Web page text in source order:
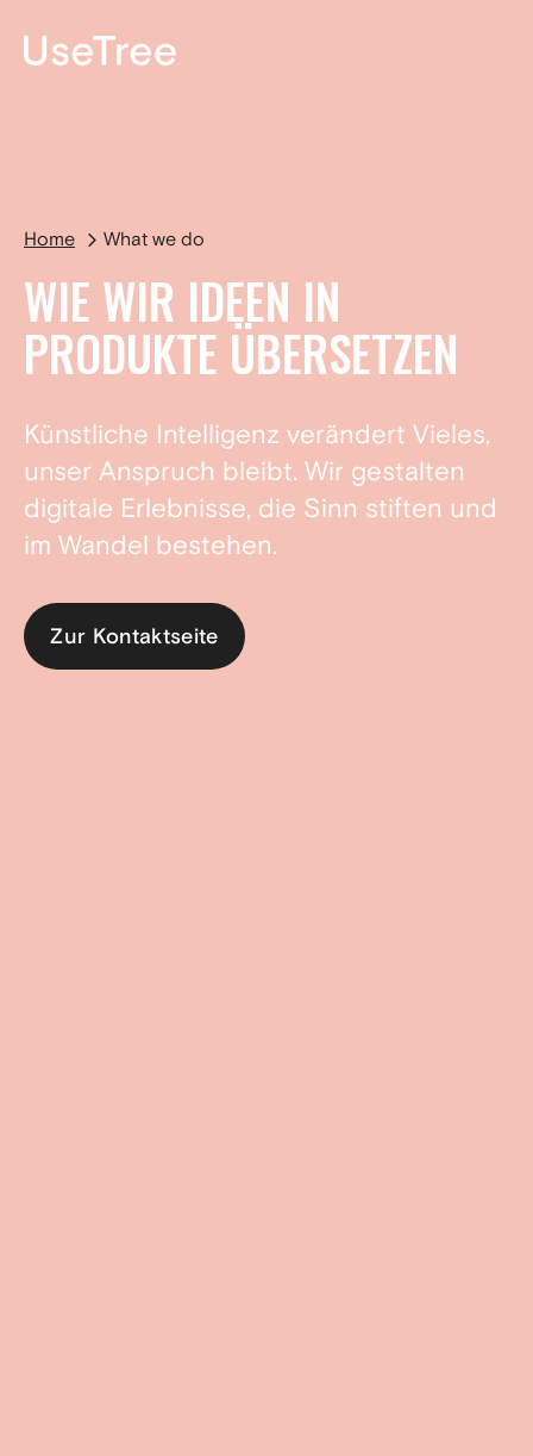
Home What we do
WIE WIR IDEEN IN
PRODUKTE ÜBERSETZEN
Künstliche Intelligenz verändert Vieles,
unser Anspruch bleibt. Wir gestalten
digitale Erlebnisse, die Sinn stiften und
im Wandel bestehen.
Zur Kontaktseite